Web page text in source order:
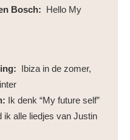
Bosch: Hello My
Ibiza in de zomer,
Ik denk “My future self”
ik alle liedjes van Justin